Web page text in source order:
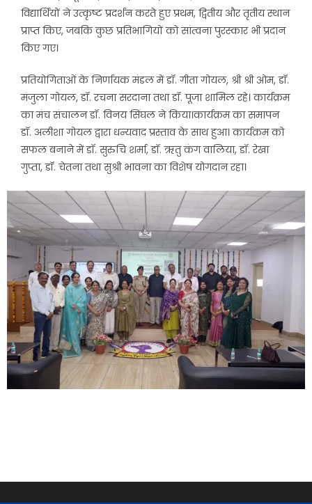
विद्यार्थियों ने उत्कृष्ट प्रदर्शन करते हुए प्रथम, द्वितीय और तृतीय स्थान
प्राप्त किए, जबकि कुछ प्रतिभागियों को सांत्वना पुरस्कार भी प्रदान
किए गए।
प्रतियोगिताओं के निर्णायक मंडल में डॉ. गीता गोयल, श्री श्री ओम, डॉ.
मंजुला गोयल, डॉ. रचना सरदाना तथा डॉ. पूजा शामिल रहे। कार्यक्रम
का मंच संचालन डॉ. विनय सिंघल ने किया।कार्यक्रम का समापन
डॉ. अलीशा गोयल द्वारा धन्यवाद प्रस्ताव के साथ हुआ। कार्यक्रम को
सफल बनाने में डॉ. सुरुचि शर्मा, डॉ. ऋतु कंग वालिया, डॉ. रेखा
गुप्ता, डॉ. चेतना तथा सुश्री भावना का विशेष योगदान रहा।